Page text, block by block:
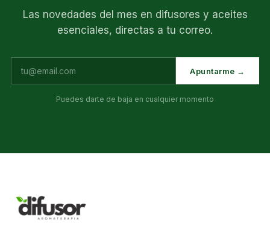
Las novedades del mes en difusores y aceites
esenciales, directas a tu correo.
Apuntarme →
Puedes darte de baja en cualquier momento